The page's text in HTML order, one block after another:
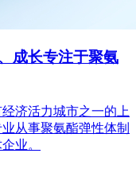
成长专注于聚氨
济活力城市之一的上
从事聚氨酯弹性体制
业。